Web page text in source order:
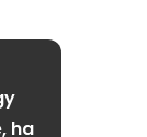
ha